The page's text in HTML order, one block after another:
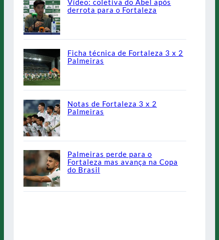
Vídeo: coletiva do Abel após
derrota para o Fortaleza
Ficha técnica de Fortaleza 3 x 2
Palmeiras
Notas de Fortaleza 3 x 2
Palmeiras
Palmeiras perde para o
Fortaleza mas avança na Copa
do Brasil